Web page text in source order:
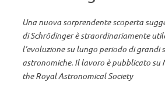
Una nuova sorprendente scoperta
di Schrödinger è straordinariamente
l’evoluzione su lungo periodo di grandi
astronomiche. Il lavoro è pubblicato su
the Royal Astronomical Society